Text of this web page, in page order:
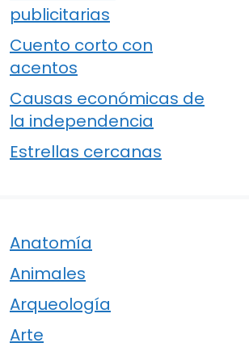
publicitarias
Cuento corto con
acentos
Causas económicas de
la independencia
Estrellas cercanas
Anatomía
Animales
Arqueología
Arte